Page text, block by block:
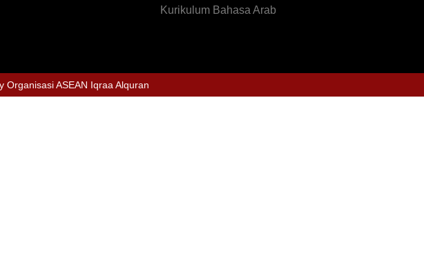
Kurikulum Bahasa Arab
Organisasi ASEAN Iqraa Alquran